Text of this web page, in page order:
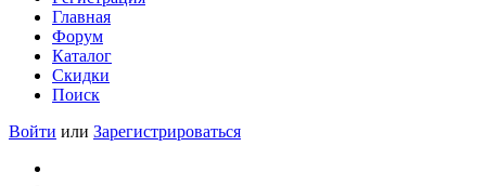
Главная
Форум
Каталог
Скидки
Поиск
Войти или Зарегистрироваться